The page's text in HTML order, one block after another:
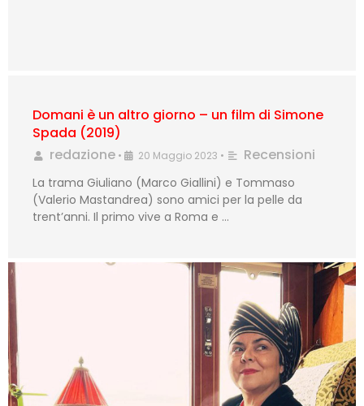
Domani è un altro giorno – un film di Simone
Spada (2019)
redazione • 20 Maggio 2023 • Recensioni
La trama Giuliano (Marco Giallini) e Tommaso
(Valerio Mastandrea) sono amici per la pelle da
trent’anni. Il primo vive a Roma e …